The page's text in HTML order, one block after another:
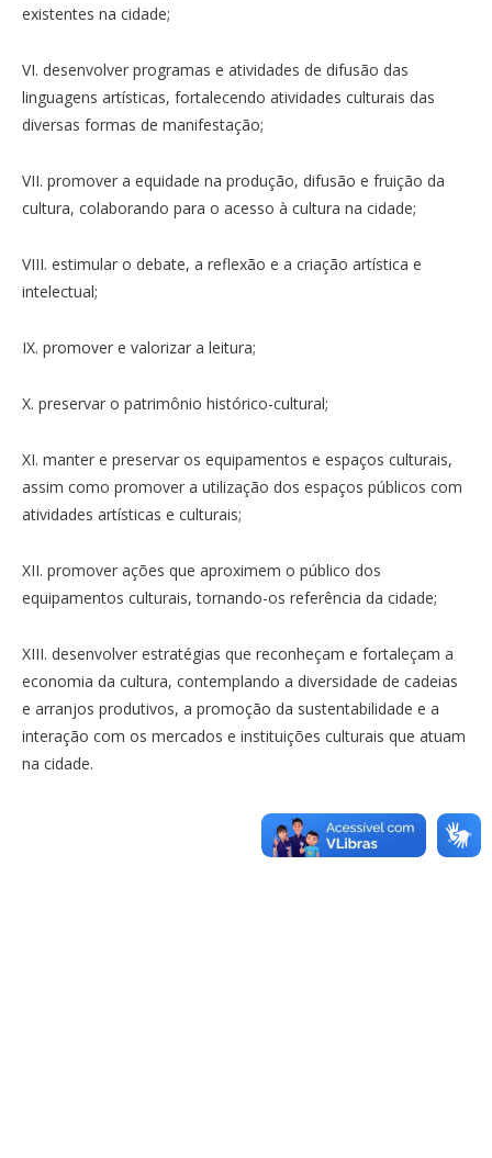
existentes na cidade;
VI. desenvolver programas e atividades de difusão das
linguagens artísticas, fortalecendo atividades culturais das
diversas formas de manifestação;
VII. promover a equidade na produção, difusão e fruição da
cultura, colaborando para o acesso à cultura na cidade;
VIII. estimular o debate, a reflexão e a criação artística e
intelectual;
IX. promover e valorizar a leitura;
X. preservar o patrimônio histórico-cultural;
XI. manter e preservar os equipamentos e espaços culturais,
assim como promover a utilização dos espaços públicos com
atividades artísticas e culturais;
XII. promover ações que aproximem o público dos
equipamentos culturais, tornando-os referência da cidade;
XIII. desenvolver estratégias que reconheçam e fortaleçam a
economia da cultura, contemplando a diversidade de cadeias
e arranjos produtivos, a promoção da sustentabilidade e a
interação com os mercados e instituições culturais que atuam
na cidade.